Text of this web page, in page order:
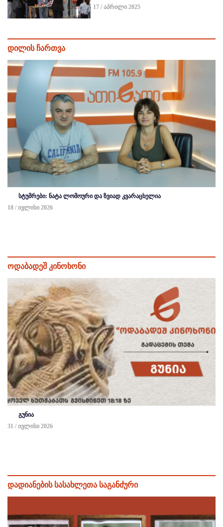
17 / აპრილი 2025
დილის ჩართვა
სტუმრები: ნატა ლომოური და ზვიად კვარაცხელია
18 / ივლისი 2026
ოდაბადეშ კინოხონი
გუნია
31 / ივლისი 2026
დადიანების სასახლეთა საგანძური